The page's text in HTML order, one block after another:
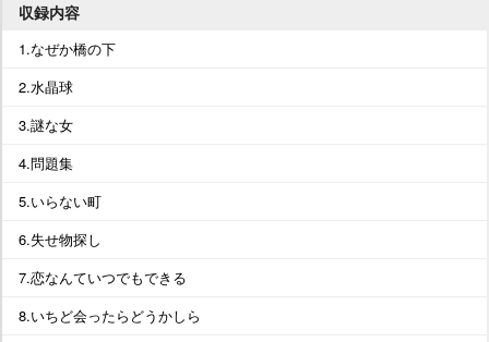
収録内容
1.なぜか橋の下
2.水晶球
3.謎な女
4.問題集
5.いらない町
6.失せ物探し
7.恋なんていつでもできる
8.いちど会ったらどうかしら